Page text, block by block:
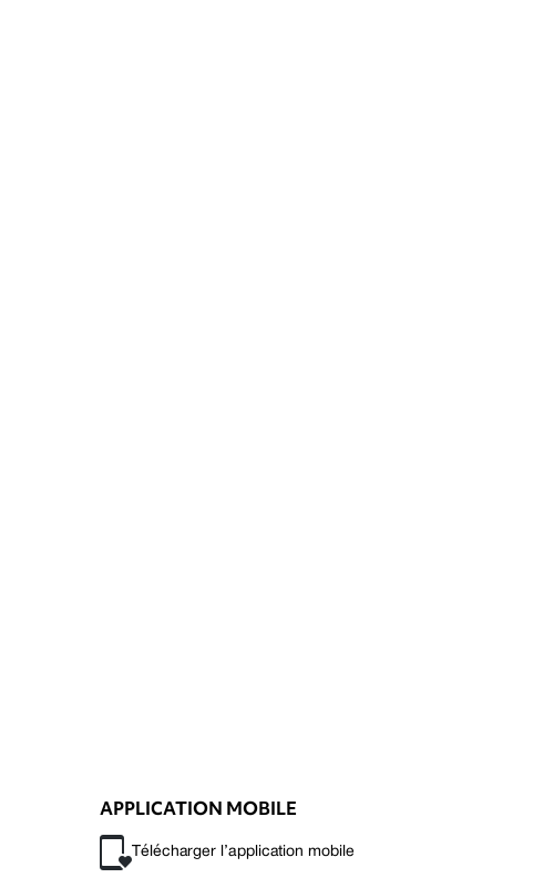
APPLICATION MOBILE
Télécharger l’application mobile